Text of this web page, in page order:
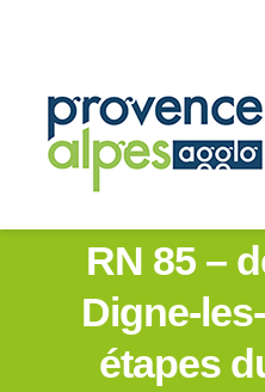
RN 85 –
Digne-
étapes